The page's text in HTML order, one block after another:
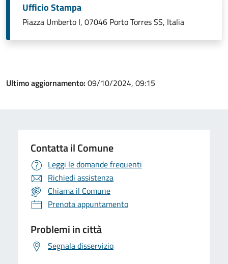
Ufficio Stampa
Piazza Umberto I, 07046 Porto Torres SS, Italia
Ultimo aggiornamento: 09/10/2024, 09:15
Contatta il Comune
Leggi le domande frequenti
Richiedi assistenza
Chiama il Comune
Prenota appuntamento
Problemi in città
Segnala disservizio